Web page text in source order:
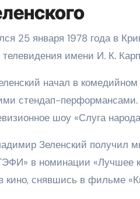
25 января 1978 года в
телевидения имени И. К.
начал в комедийном
стендап-
шоу «Слуга
Зеленский получил
в номинации «Лучшее
кино, снявшись в фильме